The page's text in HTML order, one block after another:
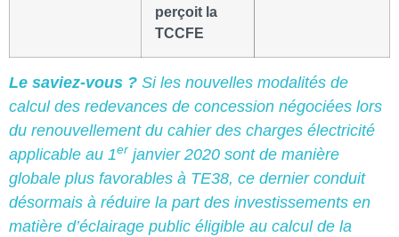
perçoit la
TCCFE
Le saviez-vous ? Si les nouvelles modalités de
calcul des redevances de concession négociées lors
du renouvellement du cahier des charges électricité
applicable au 1er janvier 2020 sont de manière
globale plus favorables à TE38, ce dernier conduit
désormais à réduire la part des investissements en
matière d’éclairage public éligible au calcul de la